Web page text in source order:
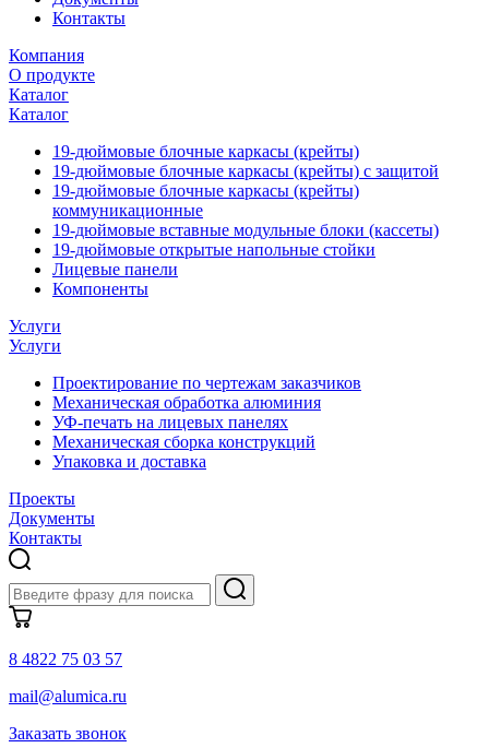
Контакты
Компания
О продукте
Каталог
Каталог
19-дюймовые блочные каркасы (крейты)
19-дюймовые блочные каркасы (крейты) с защитой
19-дюймовые блочные каркасы (крейты)
коммуникационные
19-дюймовые вставные модульные блоки (кассеты)
19-дюймовые открытые напольные стойки
Лицевые панели
Компоненты
Услуги
Услуги
Проектирование по чертежам заказчиков
Механическая обработка алюминия
УФ-печать на лицевых панелях
Механическая сборка конструкций
Упаковка и доставка
Проекты
Документы
Контакты
8 4822 75 03 57
mail@alumica.ru
Заказать звонок